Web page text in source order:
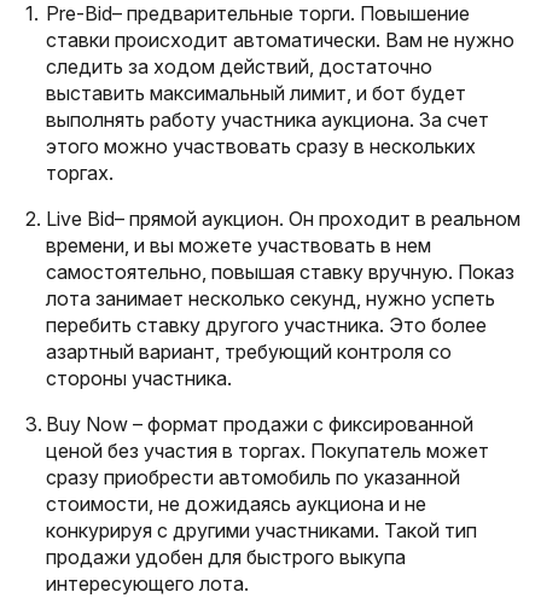
Pre-Bid– предварительные торги. Повышение
ставки происходит автоматически. Вам не нужно
следить за ходом действий, достаточно
выставить максимальный лимит, и бот будет
выполнять работу участника аукциона. За счет
этого можно участвовать сразу в нескольких
торгах.
Live Bid– прямой аукцион. Он проходит в реальном
времени, и вы можете участвовать в нем
самостоятельно, повышая ставку вручную. Показ
лота занимает несколько секунд, нужно успеть
перебить ставку другого участника. Это более
азартный вариант, требующий контроля со
стороны участника.
Buy Now – формат продажи с фиксированной
ценой без участия в торгах. Покупатель может
сразу приобрести автомобиль по указанной
стоимости, не дожидаясь аукциона и не
конкурируя с другими участниками. Такой тип
продажи удобен для быстрого выкупа
интересующего лота.